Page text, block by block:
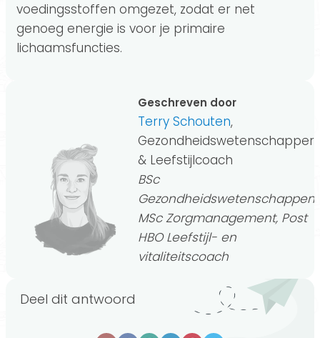
voedingsstoffen omgezet, zodat er net
genoeg energie is voor je primaire
lichaamsfuncties.
Geschreven door
Terry Schouten,
Gezondheidswetenschapper
& Leefstijlcoach
BSc
Gezondheidswetenschappen,
MSc Zorgmanagement, Post
HBO Leefstijl- en
vitaliteitscoach
Deel dit antwoord